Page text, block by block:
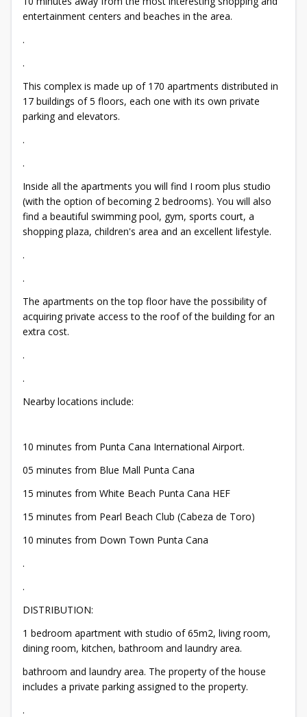
entertainment centers and beaches in the area.
.
.
This complex is made up of 170 apartments distributed in
17 buildings of 5 floors, each one with its own private
parking and elevators.
.
.
Inside all the apartments you will find I room plus studio
(with the option of becoming 2 bedrooms). You will also
find a beautiful swimming pool, gym, sports court, a
shopping plaza, children's area and an excellent lifestyle.
.
.
The apartments on the top floor have the possibility of
acquiring private access to the roof of the building for an
extra cost.
.
.
Nearby locations include:
10 minutes from Punta Cana International Airport.
05 minutes from Blue Mall Punta Cana
15 minutes from White Beach Punta Cana HEF
15 minutes from Pearl Beach Club (Cabeza de Toro)
10 minutes from Down Town Punta Cana
.
.
DISTRIBUTION:
1 bedroom apartment with studio of 65m2, living room,
dining room, kitchen, bathroom and laundry area.
bathroom and laundry area. The property of the house
includes a private parking assigned to the property.
.